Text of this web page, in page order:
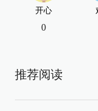
开心
0
推荐阅读